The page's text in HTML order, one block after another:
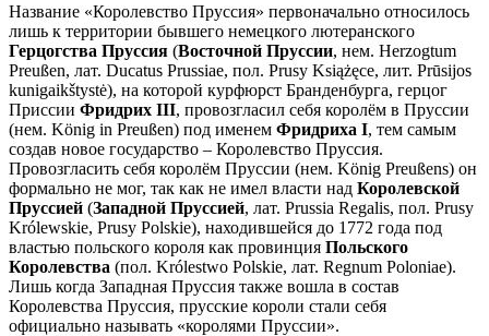
Название «Королевство Пруссия» первоначально относилось
лишь к территории бывшего немецкого лютеранского
Герцогства Пруссия (Восточной Пруссии, нем. Herzogtum
Preußen, лат. Ducatus Prussiae, пол. Prusy Książęce, лит. Prūsijos
kunigaikštystė), на которой курфюрст Бранденбурга, герцог
Приссии Фридрих III, провозгласил себя королём в Пруссии
(нем. König in Preußen) под именем Фридриха I, тем самым
создав новое государство – Королевство Пруссия.
Провозгласить себя королём Пруссии (нем. König Preußens) он
формально не мог, так как не имел власти над Королевской
Пруссией (Западной Пруссией, лат. Prussia Regalis, пол. Prusy
Królewskie, Prusy Polskie), находившейся до 1772 года под
властью польского короля как провинция Польского
Королевства (пол. Królestwo Polskie, лат. Regnum Poloniae).
Лишь когда Западная Пруссия также вошла в состав
Королевства Пруссия, прусские короли стали себя
официально называть «королями Пруссии».